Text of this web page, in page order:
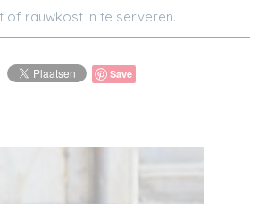
of rauwkost in te serveren.
Save